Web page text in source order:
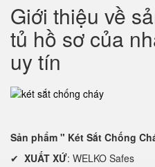
Giới thiệu về
tủ hồ sơ của
uy tín
Sản phẩm " Két Sắt Chống
✔ XUẤT XỨ: WELKO Safes